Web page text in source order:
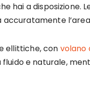
hai a disposizione.
accuratamente
ellittiche, con volano
e naturale,